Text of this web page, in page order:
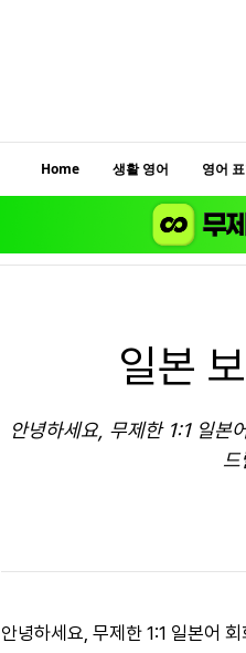
Home 생활 영어 영어
일본
안녕하세요, 무제한 1:1 일본
드
안녕하세요, 무제한 1:1 일본어